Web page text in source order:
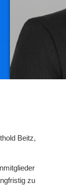
Beitz,
zu